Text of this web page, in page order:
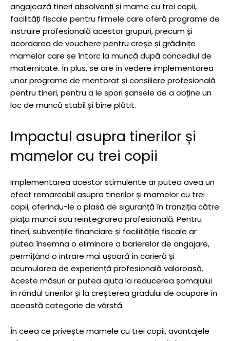
angajează tineri absolvenți și mame cu trei copii,
facilități fiscale pentru firmele care oferă programe de
instruire profesională acestor grupuri, precum și
acordarea de vouchere pentru creșe și grădinițe
mamelor care se întorc la muncă după concediul de
maternitate. În plus, se are în vedere implementarea
unor programe de mentorat și consiliere profesională
pentru tineri, pentru a le spori șansele de a obține un
loc de muncă stabil și bine plătit.
Impactul asupra tinerilor și
mamelor cu trei copii
Implementarea acestor stimulente ar putea avea un
efect remarcabil asupra tinerilor și mamelor cu trei
copii, oferindu-le o plasă de siguranță în tranziția către
piața muncii sau reintegrarea profesională. Pentru
tineri, subvențiile financiare și facilitățile fiscale ar
putea însemna o eliminare a barierelor de angajare,
permițând o intrare mai ușoară în carieră și
acumularea de experiență profesională valoroasă.
Aceste măsuri ar putea ajuta la reducerea șomajului
în rândul tinerilor și la creșterea gradului de ocupare în
această categorie de vârstă.
În ceea ce privește mamele cu trei copii, avantajele